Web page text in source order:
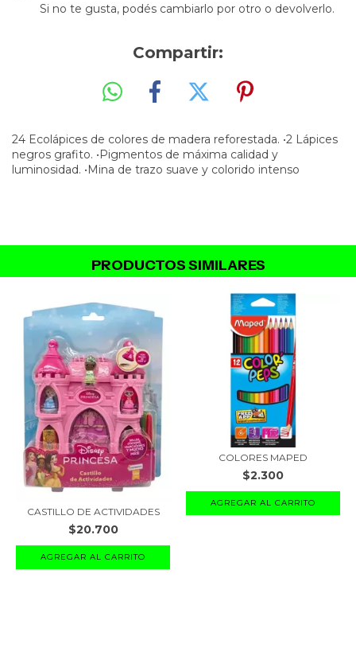
Si no te gusta, podés cambiarlo por otro o devolverlo.
Compartir:
24 Ecolápices de colores de madera reforestada. •2 Lápices
negros grafito. •Pigmentos de máxima calidad y
luminosidad. •Mina de trazo suave y colorido intenso
PRODUCTOS SIMILARES
CASTILLO DE ACTIVIDADES
$20.700
COLORES MAPED
$2.300